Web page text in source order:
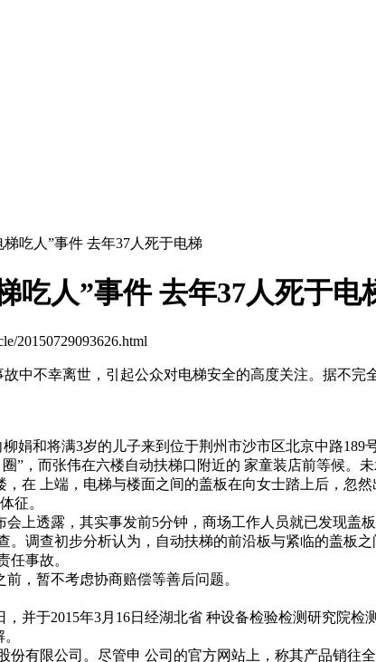
吃人”事件 去年37人死于电梯
吃人”事件 去年37人死于电
20150729093626.html
中不幸离世，引起公众对电梯安全的高度关注。据不
和将满3岁的儿子来到位于荆州市沙市区北京中路189
而张伟在六楼自动扶梯口附近的 家童装店前等候。
上端，电梯与楼面之间的盖板在向女士踏上后，忽
征。
透露，其实事发前5分钟，商场工作人员就已发现盖
查初步分析认为，自动扶梯的前沿板与紧临的盖板
任事故。
，暂不考虑协商赔偿等善后问题。
于2015年3月16日经湖北省 种设备检验检测研究院检
限公司。尽管申 公司的官方网站上，称其产品销往